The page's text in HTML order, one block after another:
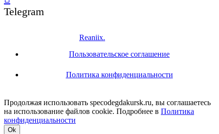
Telegram
Reaniix.
Пользовательское соглашение
Политика конфиденциальности
Продолжая использовать specodegdakursk.ru, вы соглашаетесь
на использование файлов cookie. Подробнее в Политика
конфиденциальности
Ok